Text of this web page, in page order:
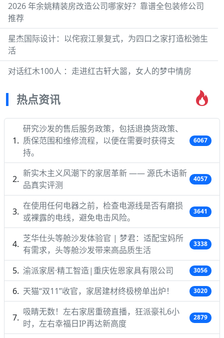
2026 年余姚精装房改造公司哪家好？靠谱全包装修公司
推荐
星杰国际设计：以侘寂江景复式，为四口之家打造松弛生
活
对话红木100人 ：走进红古轩大噐，女人的梦中情房
热点资讯
研究沙发的售后服务政策，包括退换货政策、
质保范围和维修流程，以便在需要时获得支
持。
6067
新实木主义风潮下的家居革新 —— 源氏木语新
品真实评测
4057
在使用任何电器之前，检查电源线是否有磨损
或裸露的电线，避免电击风险。
3641
芝华仕头等舱沙发体验官 | 梦君：适配宝妈所
有需求，头等舱沙发带来高品质生活
3338
渝派家居·精工智造|重庆佐恩家具有限公司 3056
天猫“双11”收官，家居建材终极榜单出炉！ 3020
吸睛无数！左右家居重磅直播，狂派豪礼6小
时，左右幸福日IP再达新高度
2879